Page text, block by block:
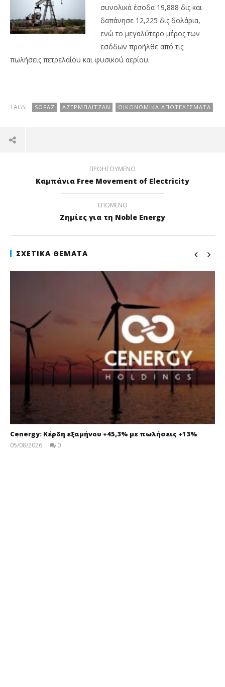
συνολικά έσοδα 19,888 δις και
δαπάνησε 12,225 δις δολάρια,
ενώ το μεγαλύτερο μέρος των
εσόδων προήλθε από τις
πωλήσεις πετρελαίου και φυσικού αερίου.
TAGS: SOFAZ ΑΖΕΡΜΠΑΪΤΖΆΝ ΟΙΚΟΝΟΜΙΚΆ ΑΠΟΤΕΛΈΣΜΑΤΑ
ΠΡΟΗΓΟΎΜΕΝΟ
Καμπάνια Free Movement of Electricity
ΕΠΌΜΕΝΟ
Ζημίες για τη Noble Energy
ΣΧΕΤΙΚΆ ΘΈΜΑΤΑ
Cenergy: Κέρδη εξαμήνου +45,3% με πωλήσεις +13%
05/08/2026 0